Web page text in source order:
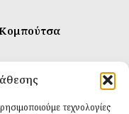
τεχνολογίες
Κομπούτσα